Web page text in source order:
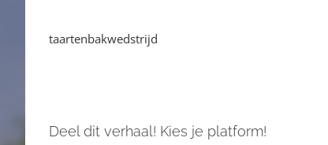
taartenbakwedstrijd
Deel dit verhaal! Kies je platform!